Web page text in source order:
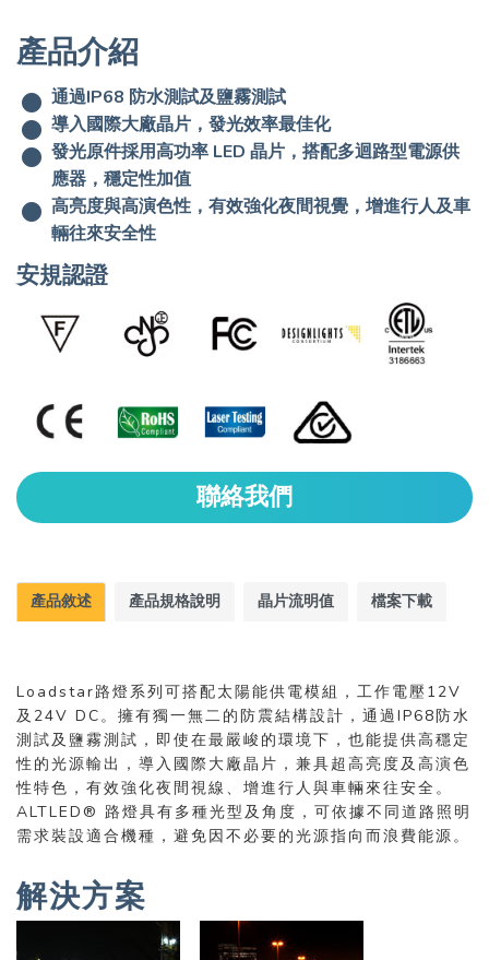
產品介紹
通過IP68 防水測試及鹽霧測試
導入國際大廠晶片，發光效率最佳化
發光原件採用高功率 LED 晶片，搭配多迴路型電源供
應器，穩定性加值
高亮度與高演色性，有效強化夜間視覺，增進行人及車
輛往來安全性
安規認證
聯絡我們
產品敘述 產品規格說明 晶片流明值 檔案下載
Loadstar路燈系列可搭配太陽能供電模組，工作電壓12V
及24V DC。擁有獨一無二的防震結構設計，通過IP68防水
測試及鹽霧測試，即使在最嚴峻的環境下，也能提供高穩定
性的光源輸出，導入國際大廠晶片，兼具超高亮度及高演色
性特色，有效強化夜間視線、增進行人與車輛來往安全。
ALTLED® 路燈具有多種光型及角度，可依據不同道路照明
需求裝設適合機種，避免因不必要的光源指向而浪費能源。
解決方案